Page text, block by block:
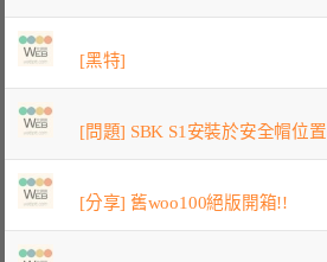
[黑特]
[問題] SBK S1安裝於安全帽位置
[分享] 舊woo100絕版開箱!!